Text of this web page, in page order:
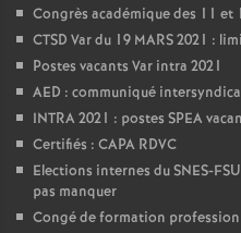
Congrès académique des 11 et
CTSD Var du 19 MARS 2021 :
Postes vacants Var intra 2021
AED : communiqué
INTRA 2021 : postes SPEA
Certifiés : CAPA RDVC
Elections internes du SNES-
pas manquer
Congé de formation